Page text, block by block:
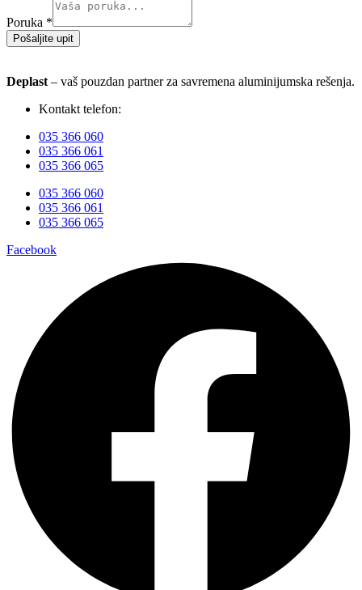
Poruka *
Pošaljite upit
Deplast – vaš pouzdan partner za savremena aluminijumska rešenja.
Kontakt telefon:
035 366 060
035 366 061
035 366 065
035 366 060
035 366 061
035 366 065
Facebook